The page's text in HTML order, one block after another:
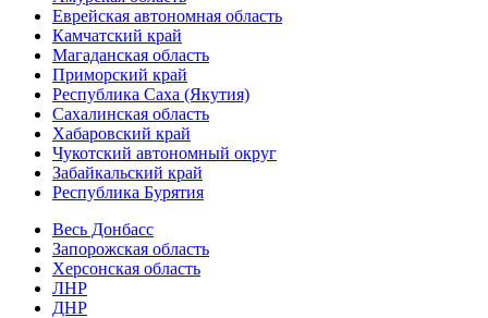
Еврейская автономная область
Камчатский край
Магаданская область
Приморский край
Республика Саха (Якутия)
Сахалинская область
Хабаровский край
Чукотский автономный округ
Забайкальский край
Республика Бурятия
Весь Донбасс
Запорожская область
Херсонская область
ЛНР
ДНР